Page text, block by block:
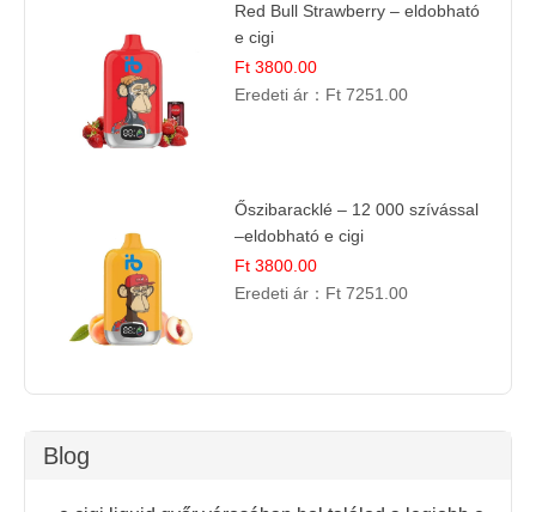
Red Bull Strawberry – eldobható
e cigi
Ft 3800.00
Eredeti ár： Ft 7251.00
Őszibaracklé – 12 000 szívással
–eldobható e cigi
Ft 3800.00
Eredeti ár： Ft 7251.00
Blog